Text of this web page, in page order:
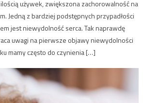
używek, zwiększona zachorowalność na
Jedną z bardziej podstępnych przypadłości
jest niewydolność serca. Tak naprawdę
uwagi na pierwsze objawy niewydolności
mamy często do czynienia […]